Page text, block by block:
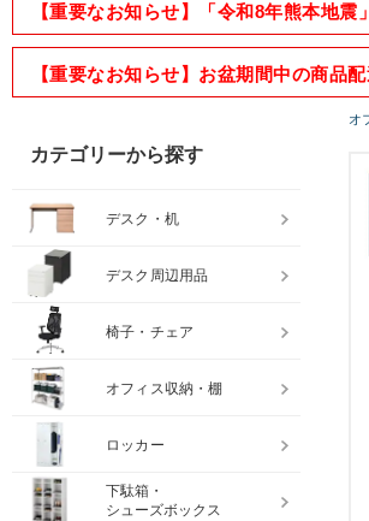
【重要なお知らせ】「令和8年熊本地
【重要なお知らせ】お盆期間中の商品
オ
カテゴリーから探す
デスク・机
デスク周辺用品
椅子・チェア
オフィス収納・棚
ロッカー
下駄箱・
シューズボックス